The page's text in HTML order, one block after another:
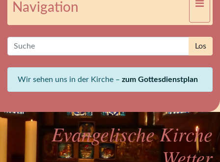
Navigation
Wir sehen uns in der Kirche – zum Gottesdienstplan
Evangelische Kirche